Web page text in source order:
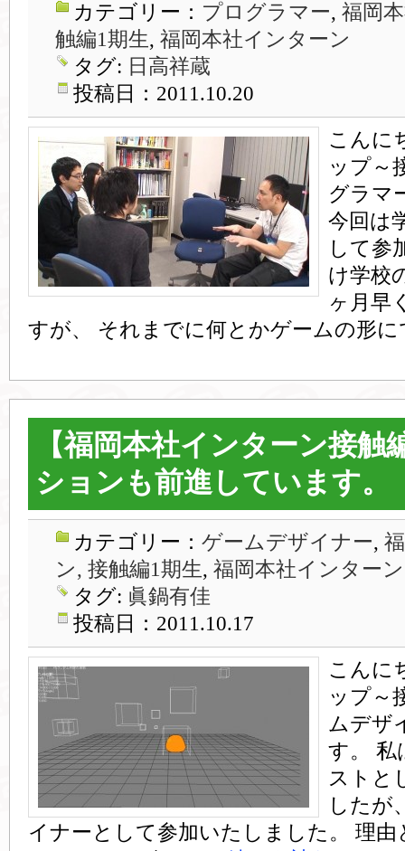
カテゴリー： プログラマー, 福岡
触編1期生, 福岡本社インターン
タグ: 日高祥蔵
投稿日：2011.10.20
こんに
ップ～
グラマ
今回は
して参
け学校
ヶ月早
すが、 それまでに何とかゲームの形
【福岡本社インターン接触
ションも前進しています。
カテゴリー： ゲームデザイナー,
ン, 接触編1期生, 福岡本社インターン
タグ: 眞鍋有佳
投稿日：2011.10.17
こんに
ップ～
ムデザ
す。 私
ストと
したが
イナーとして参加いたしました。 理